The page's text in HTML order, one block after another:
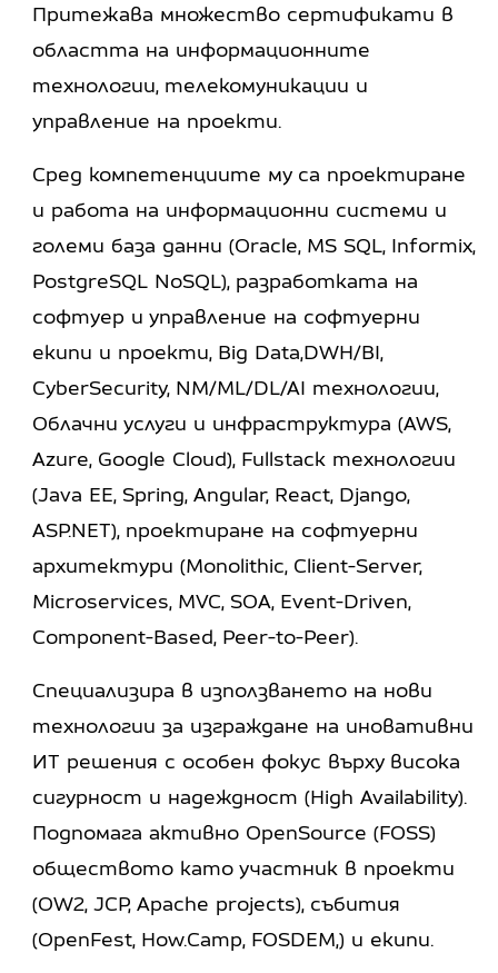
Притежава множество сертификати в
областта на информационните
технологии, телекомуникации и
управление на проекти.
Сред компетенциите му са проектиране
и работа на информационни системи и
големи база данни (Oracle, MS SQL, Informix,
PostgreSQL NoSQL), разработката на
софтуер и управление на софтуерни
екипи и проекти, Big Data,DWH/BI,
CyberSecurity, NM/ML/DL/AI технологии,
Облачни услуги и инфраструктура (AWS,
Azure, Google Cloud), Fullstack технологии
(Java EE, Spring, Angular, React, Django,
ASP.NET), проектиране на софтуерни
архитектури (Monolithic, Client-Server,
Microservices, MVC, SOA, Event-Driven,
Component-Based, Peer-to-Peer).
Специализира в използването на нови
технологии за изграждане на иновативни
ИТ решения с особен фокус върху висока
сигурност и надеждност (High Availability).
Подпомага активно OpenSource (FOSS)
обществото като участник в проекти
(OW2, JCP, Apache projects), събития
(OpenFest, How.Camp, FOSDEM,) и екипи.